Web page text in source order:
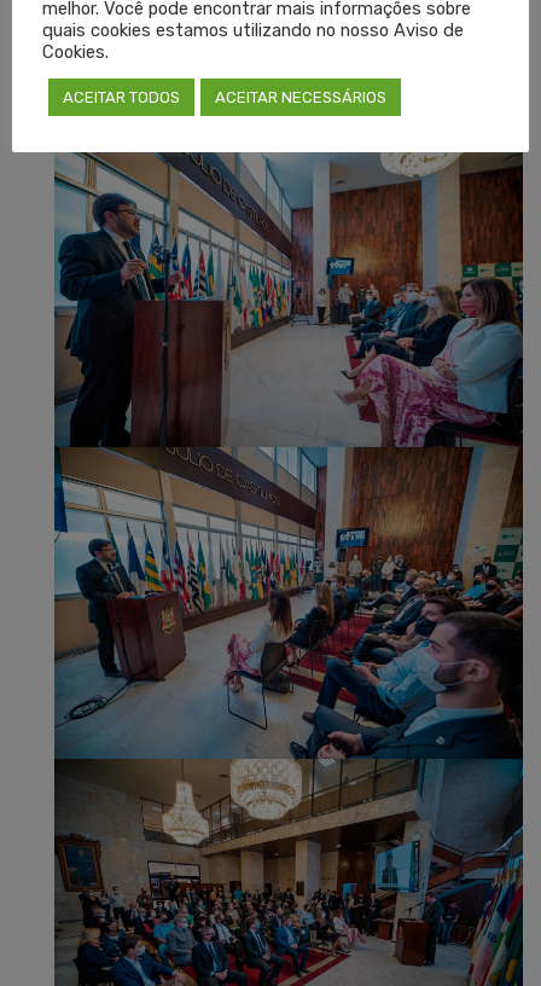
melhor. Você pode encontrar mais informações sobre
quais cookies estamos utilizando no nosso Aviso de
Cookies.
ACEITAR TODOS ACEITAR NECESSÁRIOS